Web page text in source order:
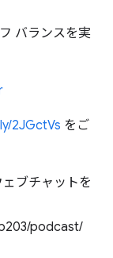
バランスを実
2JGctVs をご
ブチャットを
podcast/